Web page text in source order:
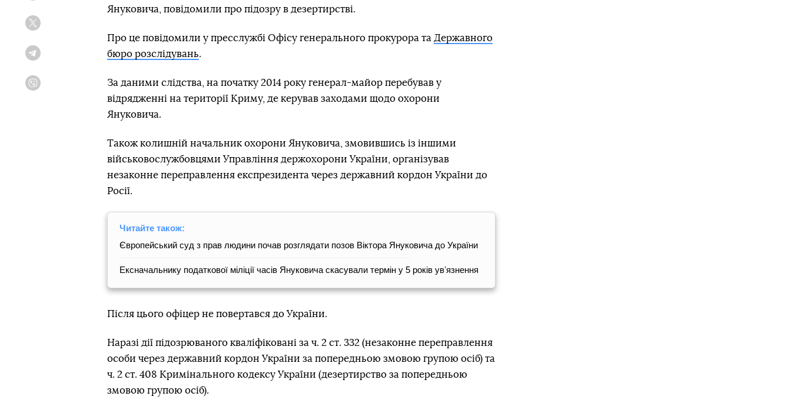
Януковича, повідомили про підозру в дезертирстві.
Про це повідомили у пресслужбі Офісу генерального прокурора та Державного
бюро розслідувань.
За даними слідства, на початку 2014 року генерал-майор перебував у
відрядженні на території Криму, де керував заходами щодо охорони
Януковича.
Також колишній начальник охорони Януковича, змовившись із іншими
військовослужбовцями Управління держохорони України, організував
незаконне переправлення експрезидента через державний кордон України до
Росії.
Читайте також:
Європейський суд з прав людини почав розглядати позов Віктора Януковича до України
Ексначальнику податкової міліції часів Януковича скасували термін у 5 років увʼязнення
Після цього офіцер не повертався до України.
Наразі дії підозрюваного кваліфіковані за ч. 2 ст. 332 (незаконне переправлення
особи через державний кордон України за попередньою змовою групою осіб) та
ч. 2 ст. 408 Кримінального кодексу України (дезертирство за попередньою
змовою групою осіб).